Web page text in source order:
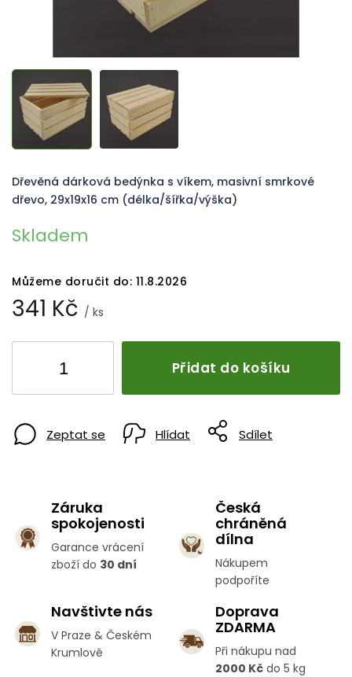
341 Kč / ks
Skladem
Můžeme doručit do: 11.8.2026
Přidat do košíku
Dřevěná dárková bedýnka s víkem, masivní smrkové
dřevo, 29x19x16 cm (délka/šířka/výška)
Zeptat se Hlídat Sdílet
Záruka
spokojenosti
Garance vrácení
zboží do 30 dní
Česká
chráněná
dílna
Nákupem
podpoříte
Navštivte nás
V Praze & Českém
Krumlově
Doprava
ZDARMA
Při nákupu nad
2000 Kč do 5 kg